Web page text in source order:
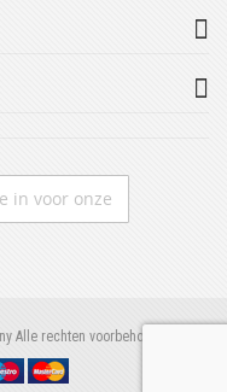
Alle rechten voorbehouden.